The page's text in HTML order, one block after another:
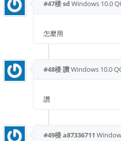
#47楼sdWindows 10.0
怎麼用
#48楼讚Windows 10.0
讚
#49楼a87336711